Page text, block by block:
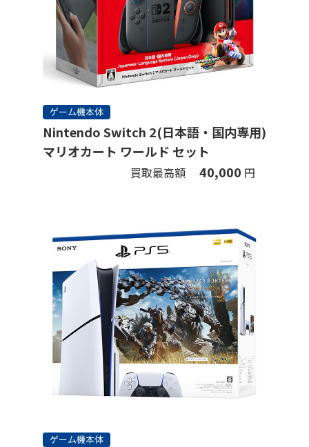
ゲーム機本体
Nintendo Switch 2(日本語・国内専用)
マリオカート ワールド セット
買取最高額 40,000 円
ゲーム機本体